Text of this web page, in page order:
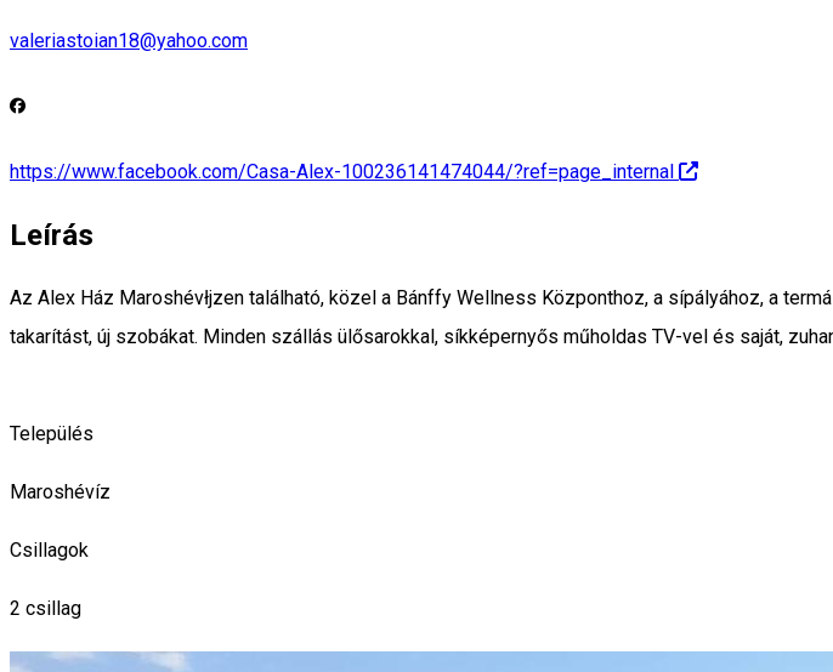
valeriastoian18@yahoo.com
https://www.facebook.com/Casa-Alex-100236141474044/?ref=page_internal
Leírás
Az Alex Ház Maroshévłjzen található, közel a Bánffy Wellness Központhoz, a sípályához, a
takarítást, új szobákat. Minden szállás ülősarokkal, síkképernyős műholdas TV-vel és saját,
Település
Maroshévíz
Csillagok
2 csillag